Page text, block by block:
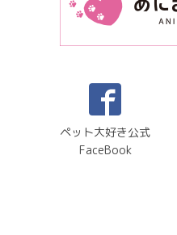
ペット大好き公式
FaceBook